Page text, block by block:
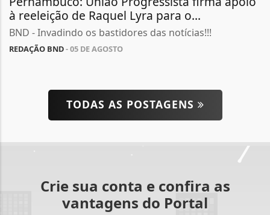
à reeleição de Raquel Lyra para o...
BND - Invadindo os bastidores das notícias!!!
REDAÇÃO BND- 05 DE AGOSTO
TODAS AS POSTAGENS
Crie sua conta e confira as
vantagens do Portal